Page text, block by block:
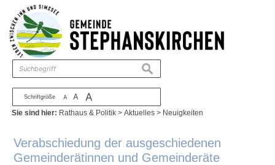
Zum Inhalt ,zur Navigation
Schriftgröße A A A
suchen
Sie sind hier: Rathaus & Politik >Aktuelles > Neuigkeiten
Verabschiedung der ausgeschiedenen
Gemeinderätinnen und Gemeinderäte